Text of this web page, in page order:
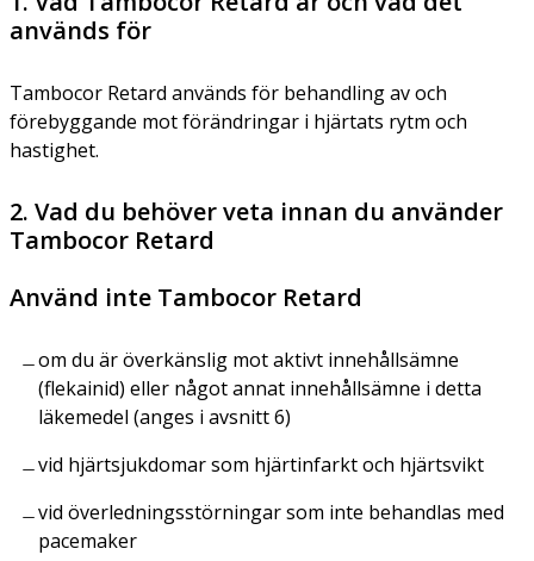
används för
Tambocor Retard används för behandling av och
förebyggande mot förändringar i hjärtats rytm och
hastighet.
2. Vad du behöver veta innan du använder
Tambocor Retard
Använd inte Tambocor Retard
om du är överkänslig mot aktivt innehållsämne
(flekainid) eller något annat innehållsämne i detta
läkemedel (anges i avsnitt 6)
vid hjärtsjukdomar som hjärtinfarkt och hjärtsvikt
vid överledningsstörningar som inte behandlas med
pacemaker